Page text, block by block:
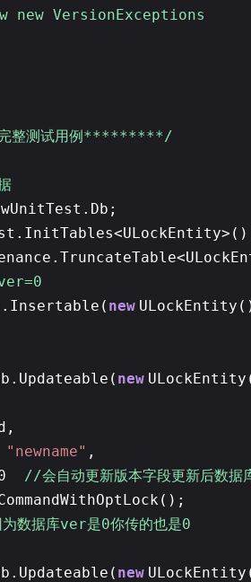
new VersionExceptions
测试用例*********/
new
new
"newname" ,
0 //会自动更新版本字段更新后数据
数据库ver是0你传的也是0
new